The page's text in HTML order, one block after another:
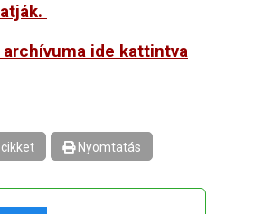
ide kattintva
Nyomtatás